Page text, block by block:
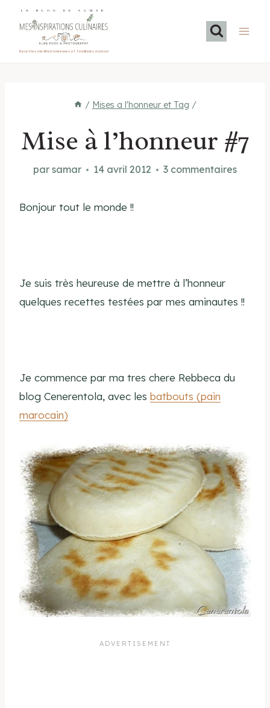
LE BLOG DE SAMAR
Recettes méditerranéennes et familiales maison
/ Mises a l'honneur et Tag /
Mise à l’honneur #7
par samar 14 avril 2012 3 commentaires
Bonjour tout le monde !!
Je suis très heureuse de mettre à l’honneur
quelques recettes testées par mes aminautes !!
Je commence par ma tres chere Rebbeca du
blog Cenerentola, avec les batbouts (pain
marocain)